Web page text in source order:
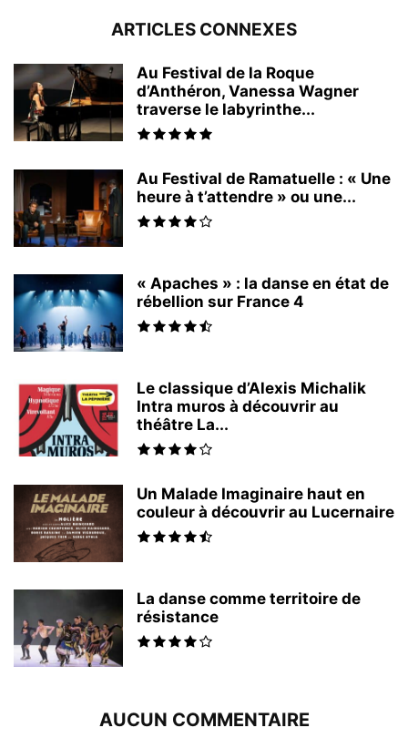
ARTICLES CONNEXES
Au Festival de la Roque
d’Anthéron, Vanessa Wagner
traverse le labyrinthe...
Au Festival de Ramatuelle : « Une
heure à t’attendre » ou une...
« Apaches » : la danse en état de
rébellion sur France 4
Le classique d’Alexis Michalik
Intra muros à découvrir au
théâtre La...
Un Malade Imaginaire haut en
couleur à découvrir au Lucernaire
La danse comme territoire de
résistance
AUCUN COMMENTAIRE